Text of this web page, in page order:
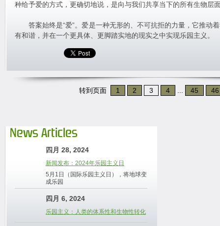
种给予爱的方式，更确切地说，是向与我们共享当下的所有生物层
答案始终是“爱”。爱是一种无形的、不可抗拒的力量，它推动
有和谐，并在一个更具体、更脚踏实地的现实之中实现乐园主义。
转到页面 1 2 3 4 45 46
News Articles
四月 28, 2024
新闻发布：2024年乐园主义日
5月1日（国际乐园主义日），将地球变
成乐园
四月 6, 2024
乐园主义：人类的体系性和生物性转化